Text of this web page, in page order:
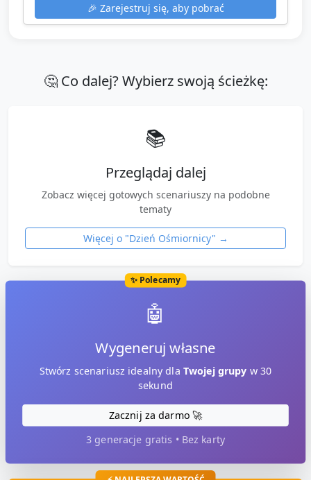
🎉 Zarejestruj się, aby pobrać
🤔 Co dalej? Wybierz swoją ścieżkę:
📚
Przeglądaj dalej
Zobacz więcej gotowych scenariuszy na podobne
tematy
Więcej o "Dzień Ośmiornicy" →
✨ Polecamy
🤖
Wygeneruj własne
Stwórz scenariusz idealny dla Twojej grupy w 30
sekund
Zacznij za darmo 🚀
3 generacje gratis • Bez karty